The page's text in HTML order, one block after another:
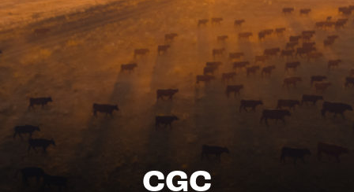
CGC